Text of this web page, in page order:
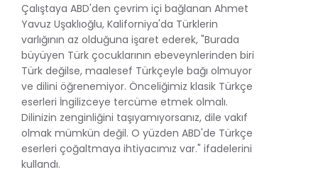
Çalıştaya ABD'den çevrim içi bağlanan Ahmet
Yavuz Uşaklıoğlu, Kaliforniya'da Türklerin
varlığının az olduğuna işaret ederek, "Burada
büyüyen Türk çocuklarının ebeveynlerinden biri
Türk değilse, maalesef Türkçeyle bağı olmuyor
ve dilini öğrenemiyor. Önceliğimiz klasik Türkçe
eserleri İngilizceye tercüme etmek olmalı.
Dilinizin zenginliğini taşıyamıyorsanız, dile vakıf
olmak mümkün değil. O yüzden ABD'de Türkçe
eserleri çoğaltmaya ihtiyacımız var." ifadelerini
kullandı.